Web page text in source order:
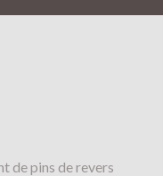
de pins de revers